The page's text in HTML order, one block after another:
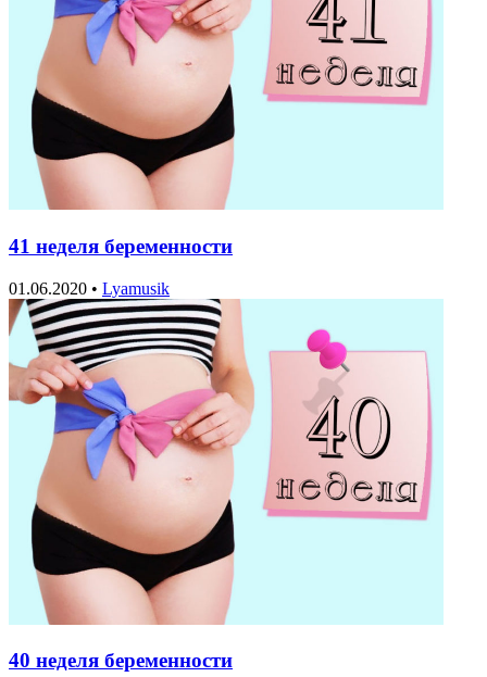
41 неделя беременности
01.06.2020 • Lyamusik
40 неделя беременности